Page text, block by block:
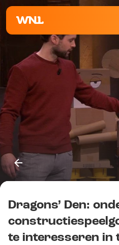
Dragons’ Den:
te interesseren in